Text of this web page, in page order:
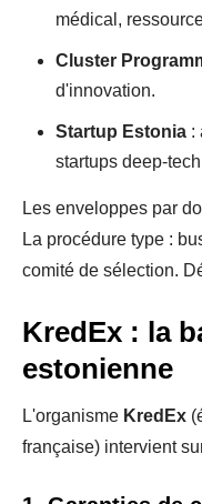
médical,
Cluster
d'innovation.
Startup Estonia :
startups deep-
Les enveloppes par
La procédure type :
comité de sélection.
KredEx : la
estonienne
L'organisme KredEx
française) intervient